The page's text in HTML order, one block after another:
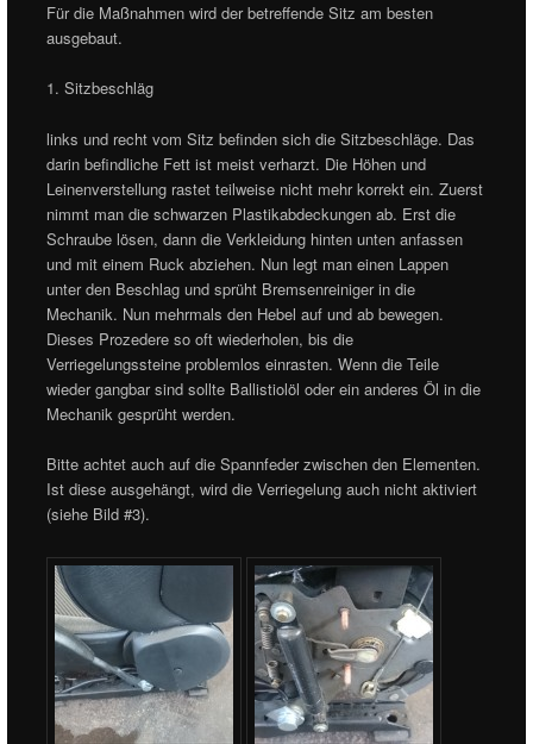
Für die Maßnahmen wird der betreffende Sitz am besten
ausgebaut.
1. Sitzbeschläg
links und recht vom Sitz befinden sich die Sitzbeschläge. Das
darin befindliche Fett ist meist verharzt. Die Höhen und
Leinenverstellung rastet teilweise nicht mehr korrekt ein. Zuerst
nimmt man die schwarzen Plastikabdeckungen ab. Erst die
Schraube lösen, dann die Verkleidung hinten unten anfassen
und mit einem Ruck abziehen. Nun legt man einen Lappen
unter den Beschlag und sprüht Bremsenreiniger in die
Mechanik. Nun mehrmals den Hebel auf und ab bewegen.
Dieses Prozedere so oft wiederholen, bis die
Verriegelungssteine problemlos einrasten. Wenn die Teile
wieder gangbar sind sollte Ballistiolöl oder ein anderes Öl in die
Mechanik gesprüht werden.
Bitte achtet auch auf die Spannfeder zwischen den Elementen.
Ist diese ausgehängt, wird die Verriegelung auch nicht aktiviert
(siehe Bild #3).